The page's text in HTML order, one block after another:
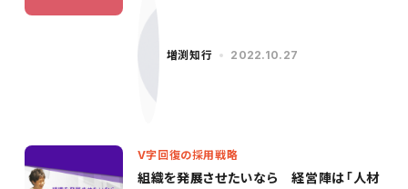
増渕知行 2022.10.27
V字回復の採用戦略
組織を発展させたいなら 経営陣は「人材